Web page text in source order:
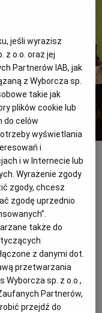
odbędzie się
kuchni w
gala odbędzie
jeśli wyrazisz
z o.o. oraz jej
Partnerów IAB, jak
z Wyborcza sp.
takie jak
plików cookie lub
do celów
wyświetlania
i
i w Internecie lub
Wyrażenie zgody
zgody, chcesz
zgodę uprzednio
także do
z danymi dot.
przetwarzania
Wyborcza sp. z o.o.,
Partnerów,
przejdź do